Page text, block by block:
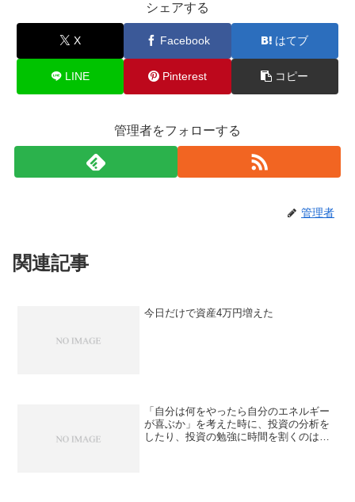
シェアする
X Facebook はてブ
LINE Pinterest コピー
管理者をフォローする
管理者
関連記事
今日だけで資産4万円増えた
「自分は何をやったら自分のエネルギー
が喜ぶか」を考えた時に、投資の分析を
したり、投資の勉強に時間を割くのはそ